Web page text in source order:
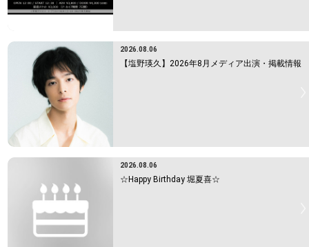
2026.08.06
【塩野瑛久】2026年8月メディア出演・掲載情報
2026.08.06
☆Happy Birthday 堀夏喜☆